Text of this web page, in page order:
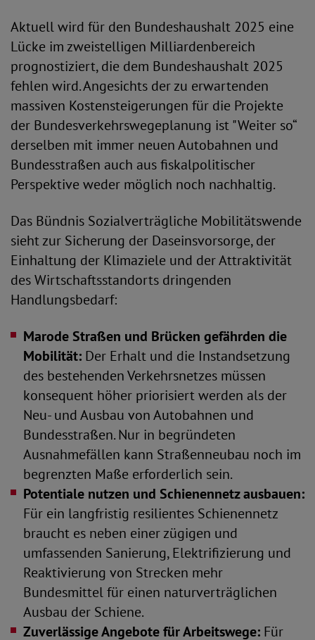
Aktuell wird für den Bundeshaushalt 2025 eine
Lücke im zweistelligen Milliardenbereich
prognostiziert, die dem Bundeshaushalt 2025
fehlen wird. Angesichts der zu erwartenden
massiven Kostensteigerungen für die Projekte
der Bundesverkehrswegeplanung ist "Weiter so“
derselben mit immer neuen Autobahnen und
Bundesstraßen auch aus fiskalpolitischer
Perspektive weder möglich noch nachhaltig.
Das Bündnis Sozialverträgliche Mobilitätswende
sieht zur Sicherung der Daseinsvorsorge, der
Einhaltung der Klimaziele und der Attraktivität
des Wirtschaftsstandorts dringenden
Handlungsbedarf:
Marode Straßen und Brücken gefährden die
Mobilität: Der Erhalt und die Instandsetzung
des bestehenden Verkehrsnetzes müssen
konsequent höher priorisiert werden als der
Neu- und Ausbau von Autobahnen und
Bundesstraßen. Nur in begründeten
Ausnahmefällen kann Straßenneubau noch im
begrenzten Maße erforderlich sein.
Potentiale nutzen und Schienennetz ausbauen:
Für ein langfristig resilientes Schienennetz
braucht es neben einer zügigen und
umfassenden Sanierung, Elektrifizierung und
Reaktivierung von Strecken mehr
Bundesmittel für einen naturverträglichen
Ausbau der Schiene.
Zuverlässige Angebote für Arbeitswege: Für